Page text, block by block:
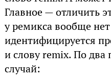
Главное — отличить
у ремикса вообще
идентифицируется
и слову remix. По
случай: